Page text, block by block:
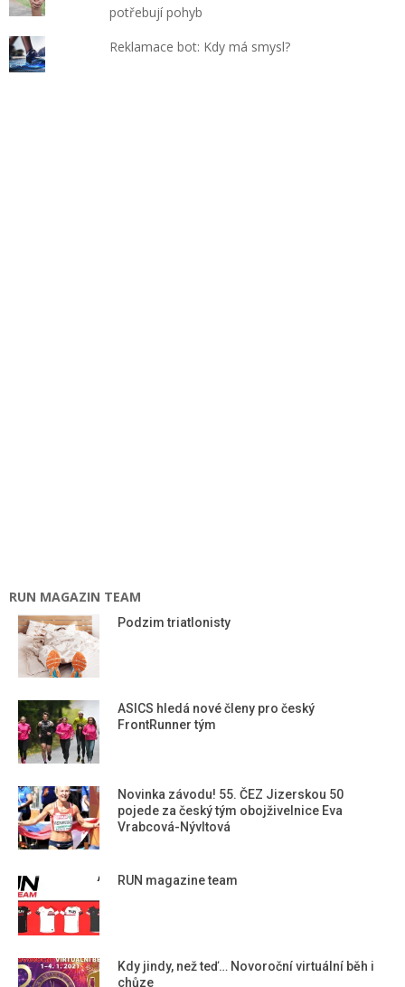
potřebují pohyb
Reklamace bot: Kdy má smysl?
RUN MAGAZIN TEAM
Podzim triatlonisty
ASICS hledá nové členy pro český
FrontRunner tým
Novinka závodu! 55. ČEZ Jizerskou 50
pojede za český tým obojživelnice Eva
Vrabcová-Nývltová
RUN magazine team
Kdy jindy, než teď… Novoroční virtuální běh i
chůze